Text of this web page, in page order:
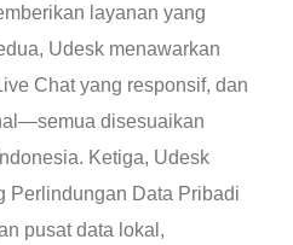
layanan yang
Udesk menawarkan
Chat yang responsif, dan
disesuaikan
Ketiga, Udesk
Perlindungan Data Pribadi
pusat data lokal,